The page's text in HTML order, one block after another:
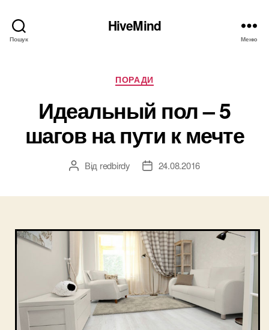
Пошук
HiveMind
Меню
Категорії
ПОРАДИ
Идеальный пол – 5
шагов на пути к мечте
Автор
Від redbirdy
Дата24.08.2016